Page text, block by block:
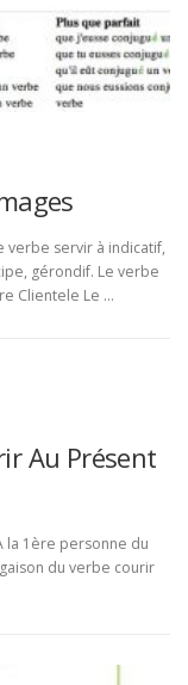
verbe servir à indicatif,
gérondif. Le verbe
Clientele Le …
Au Présent
la 1ère personne du
du verbe courir